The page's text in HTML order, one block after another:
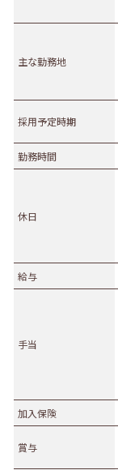
募集職種
事務職
正社員（正職員）
その他
札幌市・近郊
主な勤務地
採用予定時期
勤務時間
休日
給与
手当
加入保険
賞与